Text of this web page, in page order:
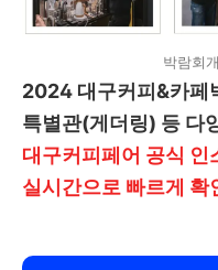
박람회
2024 대구커피&카페
특별관(게더링) 등 다
대구커피페어 공식 인
실시간으로 빠르게 확